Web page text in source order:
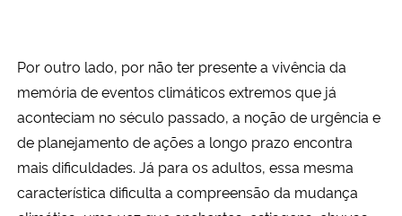
Por outro lado, por não ter presente a vivência da
memória de eventos climáticos extremos que já
aconteciam no século passado, a noção de urgência e
de planejamento de ações a longo prazo encontra
mais dificuldades. Já para os adultos, essa mesma
característica dificulta a compreensão da mudança